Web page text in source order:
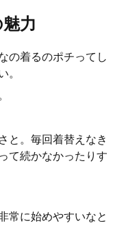
力
の着るのポチってし
。
と。毎回着替えなき
て続かなかったりす
常に始めやすいなと